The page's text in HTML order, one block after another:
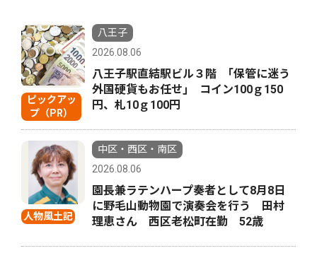
ピックアッ
プ（PR）
八王子
2026.08.06
八王子駅直結駅ビル３階 ｢保管に迷う
外国硬貨もお任せ｣ コイン100ｇ150
円、札10ｇ100円
人物風土記
中区・西区・南区
2026.08.06
園長兼ラテンハープ奏者として8月8日
に野毛山動物園で演奏会を行う 田村
理恵さん 西区老松町在勤 52歳